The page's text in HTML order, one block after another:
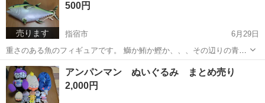
売ります
500円
指宿市
6月29日
重さのある魚のフィギュアです。 鰤か鮪か鰹か、、、その辺りの青魚
です。
鹿児島 指宿市 フィギュア
アンパンマン ぬいぐるみ まとめ売り
2,000円